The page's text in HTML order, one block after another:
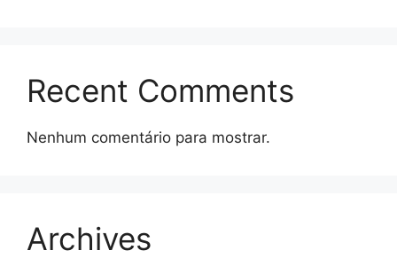
Recent Comments
Nenhum comentário para mostrar.
Archives